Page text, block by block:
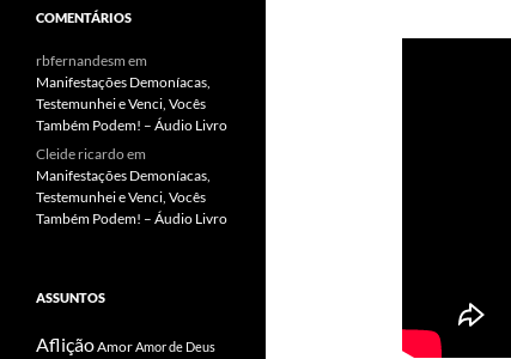
COMENTÁRIOS
rbfernandesm em
Manifestações Demoníacas,
Testemunhei e Venci, Vocês
Também Podem! – Áudio Livro
Cleide ricardoem
Manifestações Demoníacas,
Testemunhei e Venci, Vocês
Também Podem! – Áudio Livro
ASSUNTOS
AfliçãoAmorAmor de Deus